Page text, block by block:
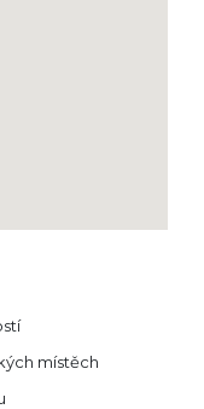
místěch